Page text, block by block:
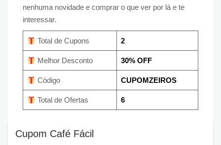
nenhuma novidade e comprar o que ver por lá e te
interessar.
Total de Cupons 2
Melhor Desconto 30% OFF
Código CUPOMZEIROS
Total de Ofertas 6
Cupom Café Fácil